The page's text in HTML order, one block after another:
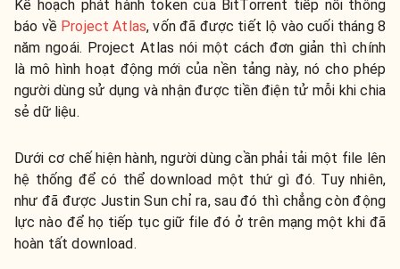
Kế hoạch phát hành token của BitTorrent tiếp nối thông
báo về Project Atlas, vốn đã được tiết lộ vào cuối tháng 8
năm ngoái. Project Atlas nói một cách đơn giản thì chính
là mô hình hoạt động mới của nền tảng này, nó cho phép
người dùng sử dụng và nhận được tiền điện tử mỗi khi chia
sẻ dữ liệu.
Dưới cơ chế hiện hành, người dùng cần phải tải một file lên
hệ thống để có thể download một thứ gì đó. Tuy nhiên,
như đã được Justin Sun chỉ ra, sau đó thì chẳng còn động
lực nào để họ tiếp tục giữ file đó ở trên mạng một khi đã
hoàn tất download.